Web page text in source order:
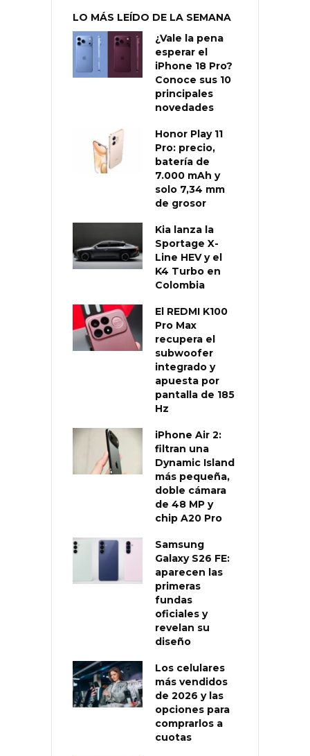
LO MÁS LEÍDO DE LA SEMANA
¿Vale la pena
esperar el
iPhone 18 Pro?
Conoce sus 10
principales
novedades
Honor Play 11
Pro: precio,
batería de
7.000 mAh y
solo 7,34 mm
de grosor
Kia lanza la
Sportage X-
Line HEV y el
K4 Turbo en
Colombia
El REDMI K100
Pro Max
recupera el
subwoofer
integrado y
apuesta por
pantalla de 185
Hz
iPhone Air 2:
filtran una
Dynamic Island
más pequeña,
doble cámara
de 48 MP y
chip A20 Pro
Samsung
Galaxy S26 FE:
aparecen las
primeras
fundas
oficiales y
revelan su
diseño
Los celulares
más vendidos
de 2026 y las
opciones para
comprarlos a
cuotas